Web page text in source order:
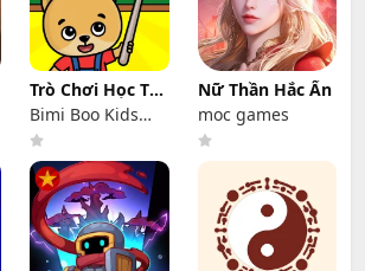
Trò Chơi Học Tập
Số Cho Trẻ Em
Bimi Boo Kids
Learning Games
for Toddlers FZ-
LLC
Nữ Thần Hắc Ấn
moc games